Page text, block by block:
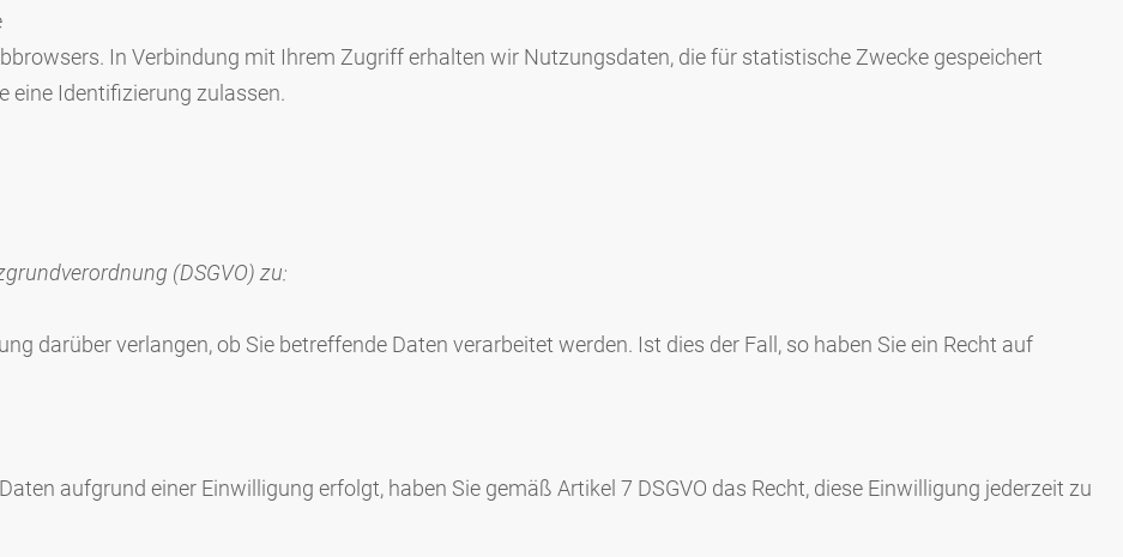
In Verbindung mit Ihrem Zugriff erhalten wir Nutzungsdaten, die für statistische Zwecke gespeichert
eine Identifizierung zulassen.
(DSGVO) zu:
darüber verlangen, ob Sie betreffende Daten verarbeitet werden. Ist dies der Fall, so haben Sie ein Recht auf
aufgrund einer Einwilligung erfolgt, haben Sie gemäß Artikel 7 DSGVO das Recht, diese Einwilligung jederzeit zu